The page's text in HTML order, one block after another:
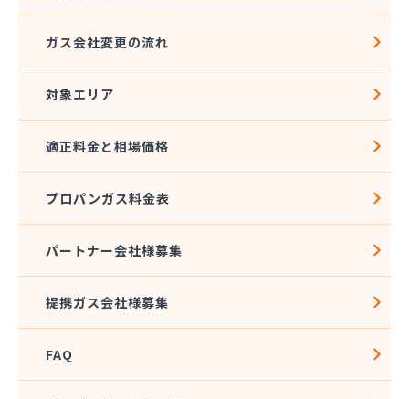
株式会社ダイシンガス
株式会社タカミヤ
株式会社チクハン
株式会社チクリョー
株式会社ツバメガスフロンティア 博多支店
株式会社ツバメガス北九州
株式会社ツバメガス北九州 直方営業所
株式会社ニッツー
株式会社フィールドアップ
株式会社みとま商会
株式会社ムクノ
ガス会社変更の流れ
対象エリア
適正料金と相場価格
プロパンガス料金表
パートナー会社様募集
提携ガス会社様募集
FAQ